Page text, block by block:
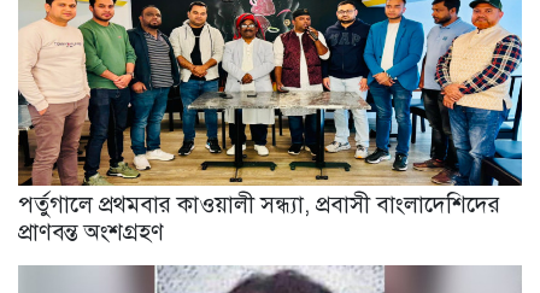
পর্তুগালে প্রথমবার কাওয়ালী সন্ধ্যা, প্রবাসী বাংলাদেশিদের
প্রাণবন্ত অংশগ্রহণ